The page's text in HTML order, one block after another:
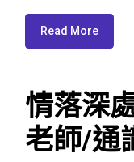
Read More
情落深
老師/通